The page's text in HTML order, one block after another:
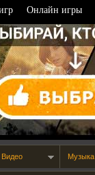
Видео Музыка
Онлайн игры